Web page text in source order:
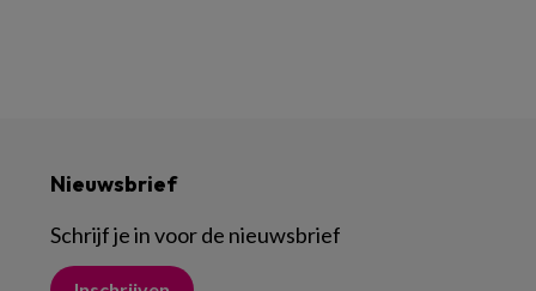
Nieuwsbrief
Schrijf je in voor de nieuwsbrief